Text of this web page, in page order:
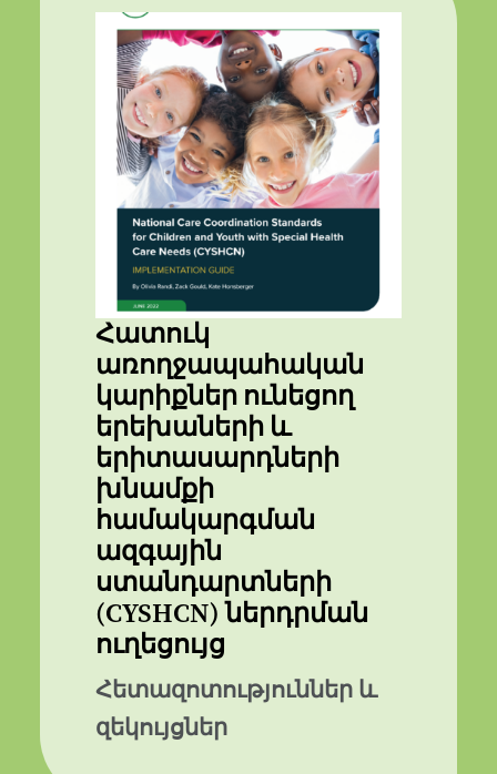
Հատուկ
առողջապահական
կարիքներ ունեցող
երեխաների և
երիտասարդների
խնամքի
համակարգման
ազգային
ստանդարտների
(CYSHCN) ներդրման
ուղեցույց
Հետազոտություններ և
զեկույցներ